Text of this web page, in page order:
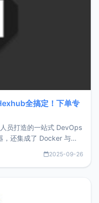
全搞定！下单专
员打造的一站式 DevOps
，还集成了 Docker 与常
时搞定运维与数据库操
2025-09-26